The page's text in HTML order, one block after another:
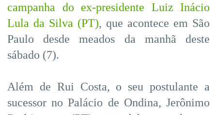
campanha do ex-presidente Luiz Inácio
Lula da Silva (PT), que acontece em São
Paulo desde meados da manhã deste
sábado (7).
Além de Rui Costa, o seu postulante a
sucessor no Palácio de Ondina, Jerônimo